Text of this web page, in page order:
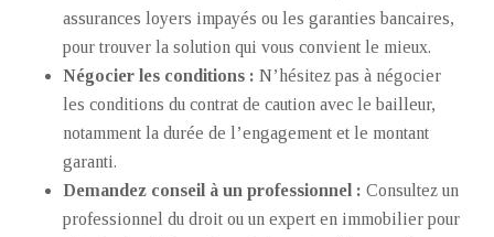
assurances loyers impayés ou les garanties bancaires,
pour trouver la solution qui vous convient le mieux.
Négocier les conditions : N’hésitez pas à négocier
les conditions du contrat de caution avec le bailleur,
notamment la durée de l’engagement et le montant
garanti.
Demandez conseil à un professionnel : Consultez un
professionnel du droit ou un expert en immobilier pour